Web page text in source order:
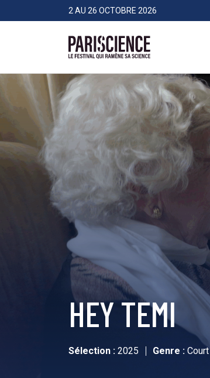
>Aller au contenu2 AU 26 OCTOBRE 2026
HEY TEMI
Sélection : 2025 Genre :
Panneau de gestion des cookies